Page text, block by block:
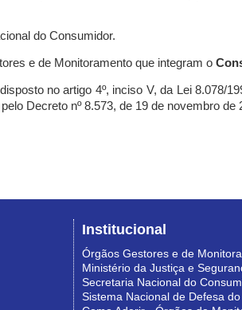
do Consumidor.
e de Monitoramento que integram o
no artigo 4º, inciso V, da Lei 8.078/
Decreto nº 8.573, de 19 de novembro de
Institucional
Órgãos Gestores e de
Ministério da Justiça e
Secretaria Nacional do
Sistema Nacional de Defesa